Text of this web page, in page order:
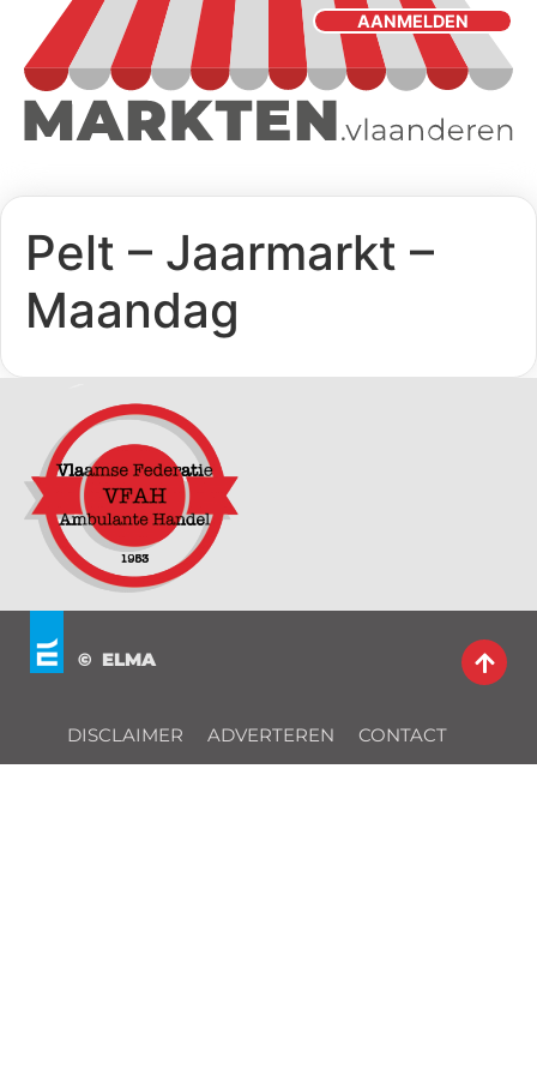
AANMELDEN
Pelt – Jaarmarkt –
Maandag
© ELMA
DISCLAIMER ADVERTEREN CONTACT